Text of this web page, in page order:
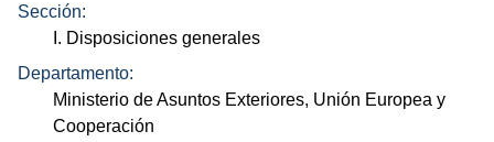
Sección:
I. Disposiciones generales
Departamento:
Ministerio de Asuntos Exteriores, Unión Europea y
Cooperación